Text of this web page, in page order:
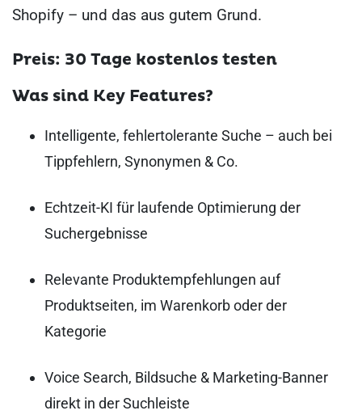
Shopify – und das aus gutem Grund.
Preis: 30 Tage kostenlos testen
Was sind Key Features?
Intelligente, fehlertolerante Suche – auch bei
Tippfehlern, Synonymen & Co.
Echtzeit-KI für laufende Optimierung der
Suchergebnisse
Relevante Produktempfehlungen auf
Produktseiten, im Warenkorb oder der
Kategorie
Voice Search, Bildsuche & Marketing-Banner
direkt in der Suchleiste